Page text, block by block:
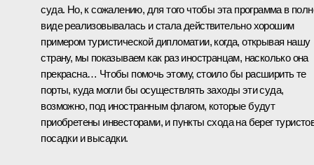
суда. Но, к сожалению, для того чтобы эта программа в
виде реализовывалась и стала действительно хорошим
примером туристической дипломатии, когда, открывая нашу
страну, мы показываем как раз иностранцам, насколько она
прекрасна… Чтобы помочь этому, стоило бы расширить те
порты, куда могли бы осуществлять заходы эти суда,
возможно, под иностранным флагом, которые будут
приобретены инвесторами, и пункты схода на берег
посадки и высадки.